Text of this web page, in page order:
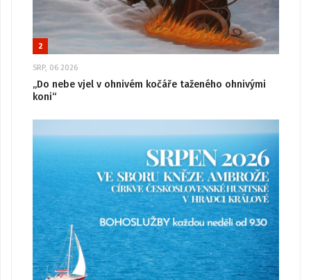
2
SRP, 06 2026
„Do nebe vjel v ohnivém kočáře taženého ohnivými
koni“